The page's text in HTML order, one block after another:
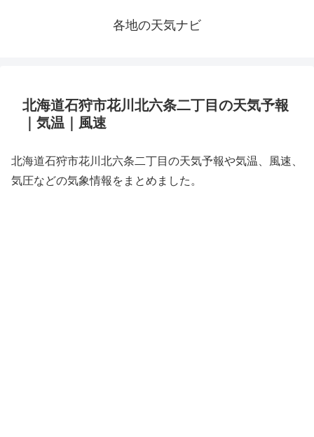
各地の天気ナビ
北海道石狩市花川北六条二丁目の天気予報
｜気温｜風速
北海道石狩市花川北六条二丁目の天気予報や気温、風速、
気圧などの気象情報をまとめました。